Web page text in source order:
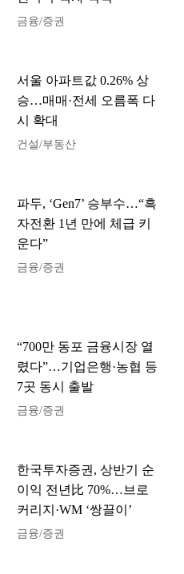
금융/증권
서울 아파트값 0.26% 상
승…매매·전세 오름폭 다
시 확대
건설/부동산
파두, ‘Gen7’ 승부수…“흑
자전환 1년 만에 체급 키
운다”
금융/증권
“700만 동포 금융시장 열
렸다”…기업은행·농협 등
7곳 동시 출발
금융/증권
한국투자증권, 상반기 순
이익 전년比 70%…브로
커리지·WM ‘쌍끌이’
금융/증권